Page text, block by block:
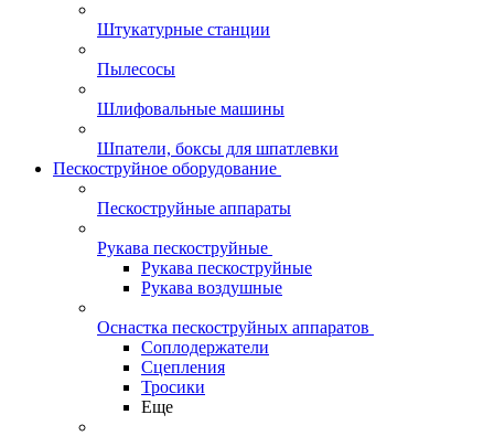
Штукатурные станции
Пылесосы
Шлифовальные машины
Шпатели, боксы для шпатлевки
Пескоструйное оборудование
Пескоструйные аппараты
Рукава пескоструйные
Рукава пескоструйные
Рукава воздушные
Оснастка пескоструйных аппаратов
Соплодержатели
Сцепления
Тросики
Еще